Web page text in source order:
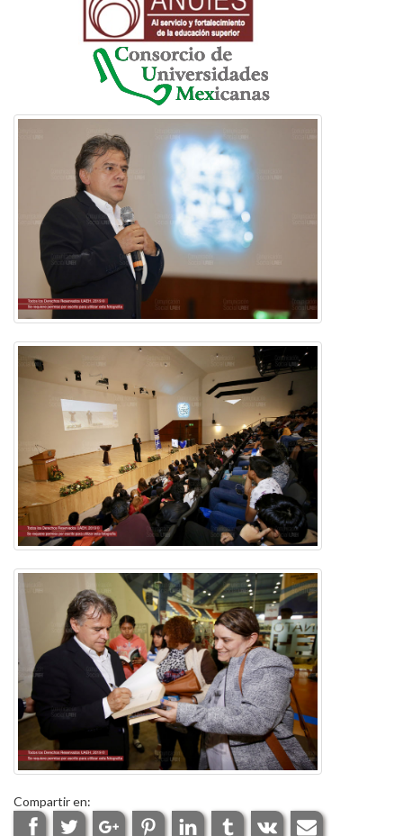
Compartir en: